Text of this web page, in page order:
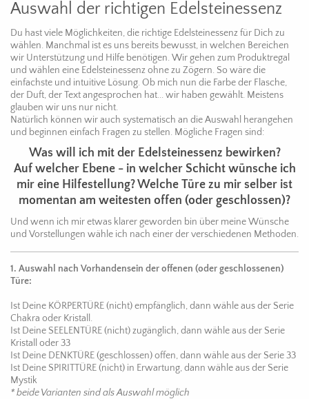
Auswahl der richtigen Edelsteinessenz
Du hast viele Möglichkeiten, die richtige Edelsteinessenz für Dich zu
wählen. Manchmal ist es uns bereits bewusst, in welchen Bereichen
wir Unterstützung und Hilfe benötigen. Wir gehen zum Produktregal
und wählen eine Edelsteinessenz ohne zu Zögern. So wäre die
einfachste und intuitive Lösung. Ob mich nun die Farbe der Flasche,
der Duft, der Text angesprochen hat... wir haben gewählt. Meistens
glauben wir uns nur nicht.
Natürlich können wir auch systematisch an die Auswahl herangehen
und beginnen einfach Fragen zu stellen. Mögliche Fragen sind:
Was will ich mit der Edelsteinessenz bewirken?
Auf welcher Ebene - in welcher Schicht wünsche ich
mir eine Hilfestellung? Welche Türe zu mir selber ist
momentan am weitesten offen (oder geschlossen)?
Und wenn ich mir etwas klarer geworden bin über meine Wünsche
und Vorstellungen wähle ich nach einer der verschiedenen Methoden.
1. Auswahl nach Vorhandensein der offenen (oder geschlossenen)
Türe:
Ist Deine KÖRPERTÜRE (nicht) empfänglich, dann wähle aus der Serie
Chakra oder Kristall.
Ist Deine SEELENTÜRE (nicht) zugänglich, dann wähle aus der Serie
Kristall oder 33
Ist Deine DENKTÜRE (geschlossen) offen, dann wähle aus der Serie 33
Ist Deine SPIRITTÜRE (nicht) in Erwartung, dann wähle aus der Serie
Mystik
* beide Varianten sind als Auswahl möglich